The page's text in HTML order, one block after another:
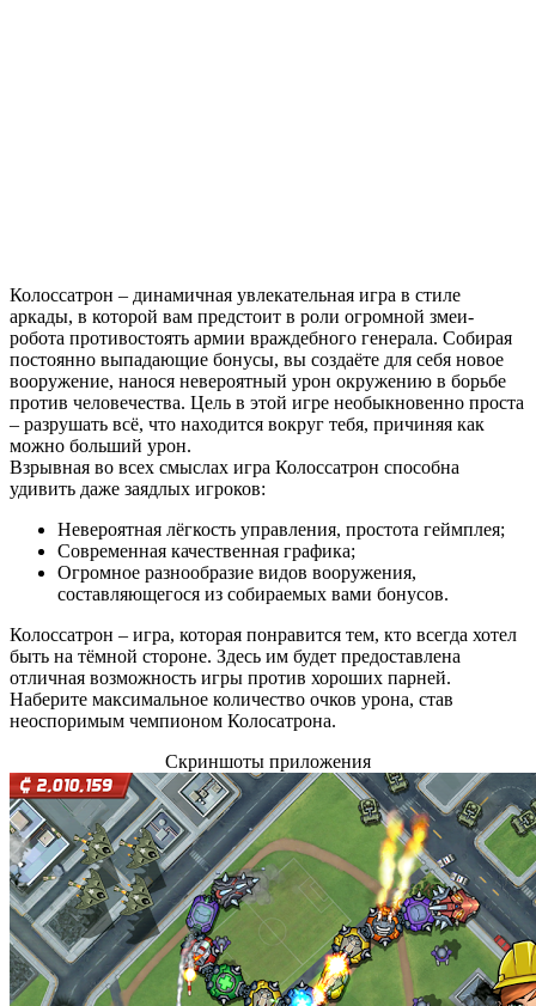
Колоссатрон – динамичная увлекательная игра в стиле
аркады, в которой вам предстоит в роли огромной змеи-
робота противостоять армии враждебного генерала. Собирая
постоянно выпадающие бонусы, вы создаёте для себя новое
вооружение, нанося невероятный урон окружению в борьбе
против человечества. Цель в этой игре необыкновенно проста
– разрушать всё, что находится вокруг тебя, причиняя как
можно больший урон.
Взрывная во всех смыслах игра Колоссатрон способна
удивить даже заядлых игроков:
Невероятная лёгкость управления, простота геймплея;
Современная качественная графика;
Огромное разнообразие видов вооружения,
составляющегося из собираемых вами бонусов.
Колоссатрон – игра, которая понравится тем, кто всегда хотел
быть на тёмной стороне. Здесь им будет предоставлена
отличная возможность игры против хороших парней.
Наберите максимальное количество очков урона, став
неоспоримым чемпионом Колосатрона.
Скриншоты приложения